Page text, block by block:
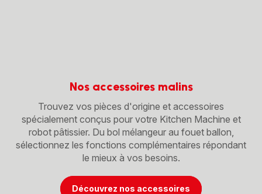
Nos accessoires malins
Trouvez vos pièces d'origine et accessoires
spécialement conçus pour votre Kitchen Machine et
robot pâtissier. Du bol mélangeur au fouet ballon,
sélectionnez les fonctions complémentaires répondant
le mieux à vos besoins.
Découvrez nos accessoires